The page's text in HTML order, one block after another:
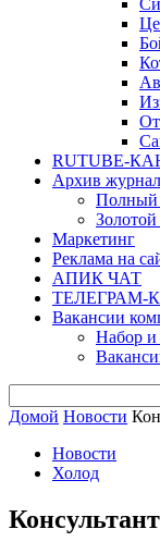
RUTUBE-
Архив
Полный
Маркетинг
Реклама на
АПИК ЧАТ
ТЕЛЕГРАМ-
Вакансии
Набор и
Домой Новости
Новости
Холод